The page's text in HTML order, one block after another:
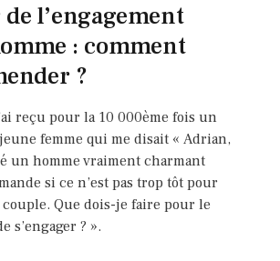
l’engagement
: comment
?
reçu pour la 10 000ème fois un
femme qui me disait « Adrian,
un homme vraiment charmant
si ce n’est pas trop tôt pour
Que dois-je faire pour le
s’engager ? ».